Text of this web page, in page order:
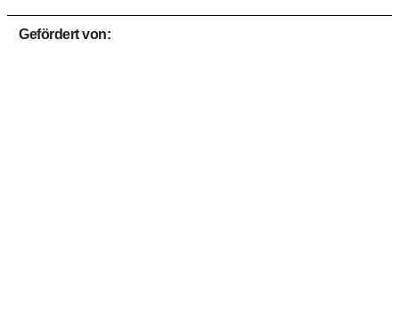
Gefördert von: